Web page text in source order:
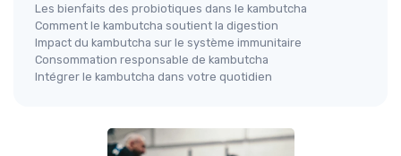
Les bienfaits des probiotiques dans le kambutcha
Comment le kambutcha soutient la digestion
Impact du kambutcha sur le système immunitaire
Consommation responsable de kambutcha
Intégrer le kambutcha dans votre quotidien